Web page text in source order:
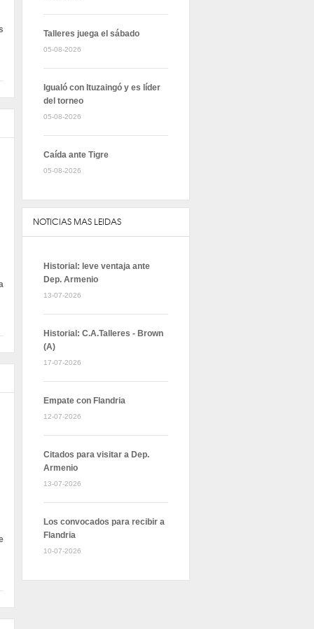
Talleres juega el sábado
05-08-2026
Igualó con Ituzaingó y es líder
del torneo
05-08-2026
Caída ante Tigre
05-08-2026
NOTICIAS MAS LEIDAS
Historial: leve ventaja ante
Dep. Armenio
13-07-2026
Historial: C.A.Talleres - Brown
(A)
17-07-2026
Empate con Flandria
12-07-2026
Citados para visitar a Dep.
Armenio
13-07-2026
Los convocados para recibir a
Flandria
10-07-2026